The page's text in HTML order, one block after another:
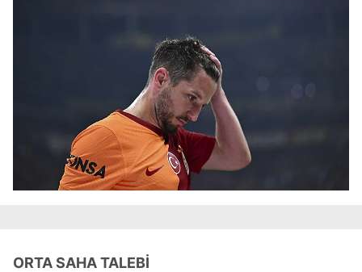
ilgili mevzuata uygun olarak kullanılan çerezlerle ilgili bilgi
tıklayınız.
ORTA SAHA TALEBİ